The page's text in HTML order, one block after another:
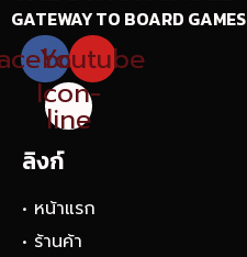
GATEWAY TO BOARD GAMES
Youtube
Icon-
line
ลิงก์
• หน้าแรก
• ร้านค้า